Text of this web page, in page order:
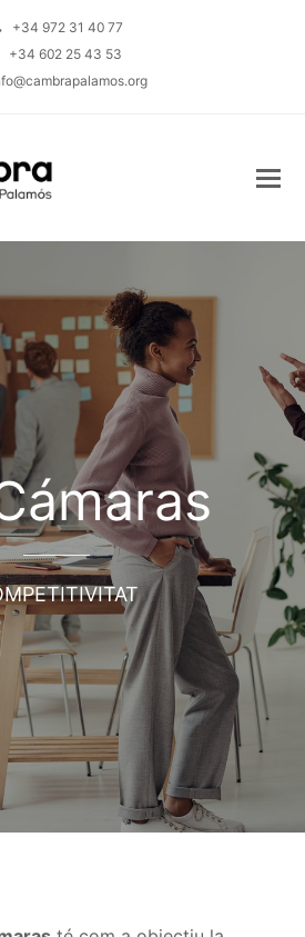
+34 972 31 40 77
+34 602 25 43 53